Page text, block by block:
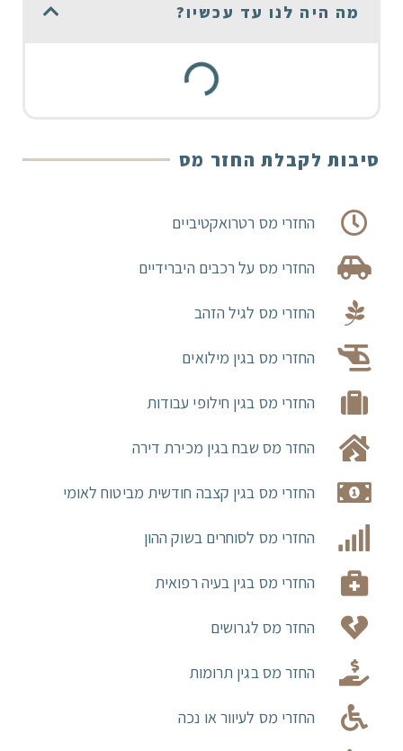
מה היה לנו עד עכשיו?
סיבות לקבלת החזר מס
החזרי מס רטרואקטיביים
החזרי מס על רכבים היברידיים
החזרי מס לגיל הזהב
החזרי מס בגין מילואים
החזרי מס בגין חילופי עבודות
החזר מס שבח בגין מכירת דירה
החזרי מס בגין קצבה חודשית מביטוח לאומי
החזרי מס לסוחרים בשוק ההון
החזרי מס בגין בעיה רפואית
החזר מס לגרושים
החזר מס בגין תרומות
החזרי מס לעיוור או נכה